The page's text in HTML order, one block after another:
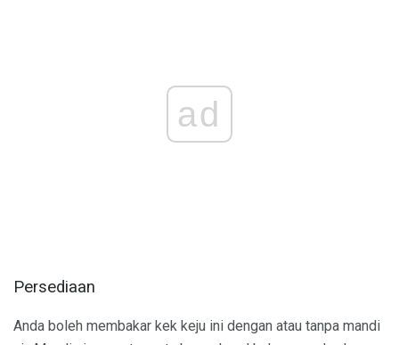
ad
Persediaan
Anda boleh membakar kek keju ini dengan atau tanpa mandi